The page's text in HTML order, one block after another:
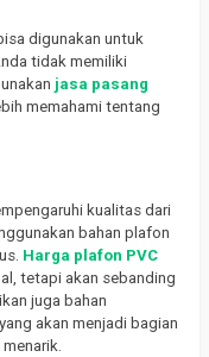
digunakan untuk
tidak memiliki
jasa pasang
memahami tentang
kualitas dari
bahan plafon
Harga plafon PVC
tetapi akan sebanding
juga bahan
akan menjadi bagian